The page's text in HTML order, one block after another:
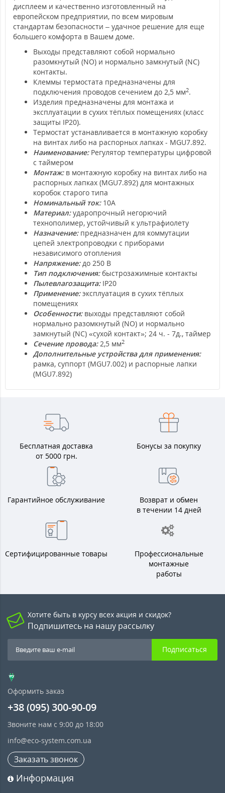
дисплеем и качественно изготовленный на
европейском предприятии, по всем мировым
стандартам безопасности – удачное решение для еще
большего комфорта в Вашем доме.
Выходы представляют собой нормально
разомкнутый (NO) и нормально замкнутый (NC)
контакты.
Клеммы термостата предназначены для
подключения проводов сечением до 2,5 мм2.
Изделия предназначены для монтажа и
эксплуатации в сухих тёплых помещениях (класс
защиты IP20).
Термостат устанавливается в монтажную коробку
на винтах либо на распорных лапках - MGU7.892.
Наименование:Регулятор температуры цифровой
с таймером
Монтаж:в монтажную коробку на винтах либо на
распорных лапках (MGU7.892) для монтажных
коробок старого типа
Номинальный ток:10А
Материал:ударопрочный негорючий
технополимер, устойчивый к ультрафиолету
Назначение:предназначен для коммутации
цепей электропроводки с приборами
независимого отопления
Напряжение:до 250 В
Тип подключения:быстрозажимные контакты
Пылевлагозащита:IP20
Применение:эксплуатация в сухих тёплых
помещениях
Особенности:выходы представляют собой
нормально разомкнутый (NO) и нормально
замкнутый (NC) «сухой контакт»; 24 ч. - 7д., таймер
Сечение провода:2,5 мм2
Дополнительные устройства для применения:
рамка, суппорт (MGU7.002) и распорные лапки
(MGU7.892)
Бесплатная доставка
от 5000 грн.
Бонусы за покупку
Гарантийное обслуживание
Возврат и обмен
в течении 14 дней
Сертифицированные товары
Профессиональные
монтажные
работы
Хотите быть в курсу всех акция и скидок?
Подпишитесь на нашу рассылку
Подписаться
Оформить заказ
+38 (095) 300-90-09
Звоните нам с 9:00 до 18:00
info@eco-system.com.ua
Заказать звонок
Информация